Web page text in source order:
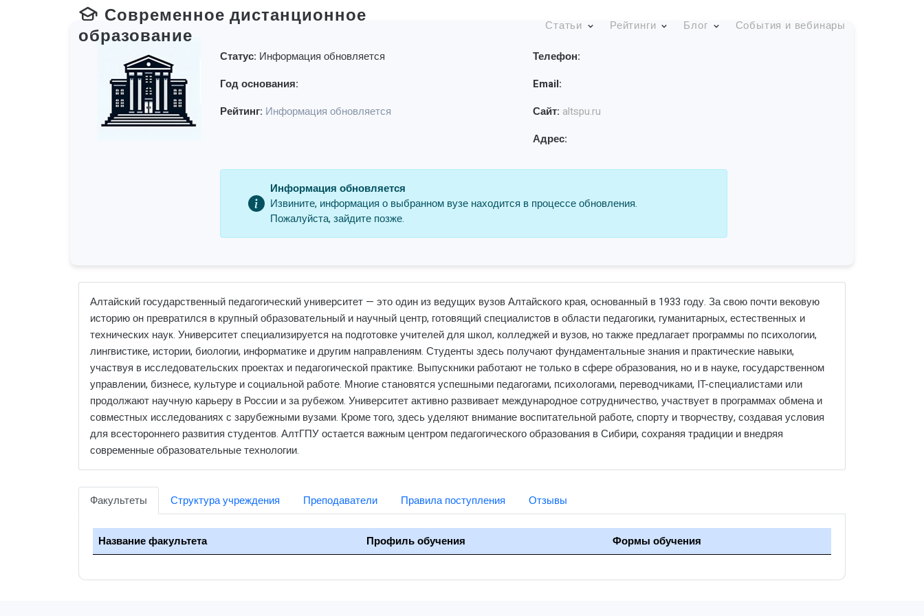
Современное дистанционное
образование
Статьи Рейтинги Блог События и вебинары
Статус: Информация обновляется
Год основания:
Рейтинг: Информация обновляется
Телефон:
Email:
Сайт: altspu.ru
Адрес:
Информация обновляется
Извините, информация о выбранном вузе находится в процессе обновления.
Пожалуйста, зайдите позже.
Алтайский государственный педагогический университет — это один из ведущих вузов Алтайского края, основанный в 1933 году. За свою почти вековую
историю он превратился в крупный образовательный и научный центр, готовящий специалистов в области педагогики, гуманитарных, естественных и
технических наук. Университет специализируется на подготовке учителей для школ, колледжей и вузов, но также предлагает программы по психологии,
лингвистике, истории, биологии, информатике и другим направлениям. Студенты здесь получают фундаментальные знания и практические навыки,
участвуя в исследовательских проектах и педагогической практике. Выпускники работают не только в сфере образования, но и в науке, государственном
управлении, бизнесе, культуре и социальной работе. Многие становятся успешными педагогами, психологами, переводчиками, IT-специалистами или
продолжают научную карьеру в России и за рубежом. Университет активно развивает международное сотрудничество, участвует в программах обмена и
совместных исследованиях с зарубежными вузами. Кроме того, здесь уделяют внимание воспитательной работе, спорту и творчеству, создавая условия
для всестороннего развития студентов. АлтГПУ остается важным центром педагогического образования в Сибири, сохраняя традиции и внедряя
современные образовательные технологии.
Факультеты Структура учреждения Преподаватели Правила поступления Отзывы
Название факультета Профиль обучения Формы обучения